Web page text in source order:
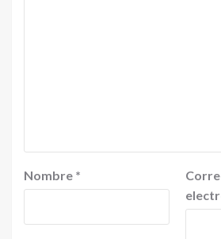
Nombre *